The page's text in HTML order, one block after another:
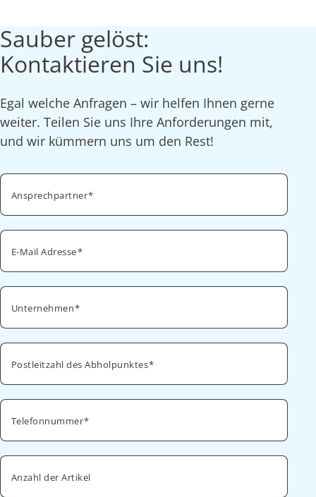
Sauber gelöst:
Kontaktieren Sie uns!
Egal welche Anfragen – wir helfen Ihnen gerne
weiter. Teilen Sie uns Ihre Anforderungen mit,
und wir kümmern uns um den Rest!
Ansprechpartner
E-Mail Adresse
Unternehmen
Postleitzahl des Abholpunktes
Telefonnummer
Anzahl der Artikel